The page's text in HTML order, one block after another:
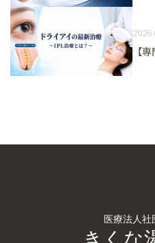
医療法人社